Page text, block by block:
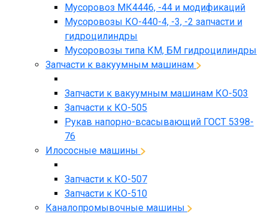
Мусоровоз МК4446, -44 и модификаций
Мусоровозы КО-440-4, -3, -2 запчасти и
гидроцилиндры
Мусоровозы типа КМ, БМ гидроцилиндры
Запчасти к вакуумным машинам
Запчасти к вакуумным машинам КО-503
Запчасти к КО-505
Рукав напорно-всасывающий ГОСТ 5398-
76
Илососные машины
Запчасти к КО-507
Запчасти к КО-510
Каналопромывочные машины